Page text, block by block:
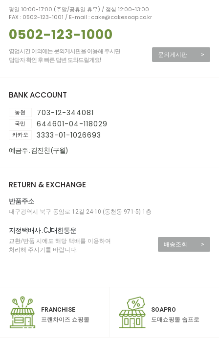
평일 10:00-17:00 (주말/공휴일 휴무) / 점심 12:00-13:00
FAX : 0502-123-1001 / E-mail : cake@cakesoap.co.kr
0502-123-1000
영업시간 이외에는 문의게시판을 이용해 주시면
담당자 확인 후 빠른 답변 도와드릴게요!
문의게시판 >
BANK ACCOUNT
농협 703-12-344081
국민 644601-04-118029
카카오 3333-01-1026693
예금주 : 김진천 (구월)
RETURN & EXCHANGE
반품주소
대구광역시 북구 동암로 12길 24-10 (동천동 971-5) 1층
지정택배사 : CJ대한통운
교환/반품 시에도 해당 택배를 이용하여
처리해 주시기를 바랍니다.
배송조회 >
FRANCHISE
프랜차이즈 쇼핑몰
SOAPRO
도매쇼핑몰 솝프로